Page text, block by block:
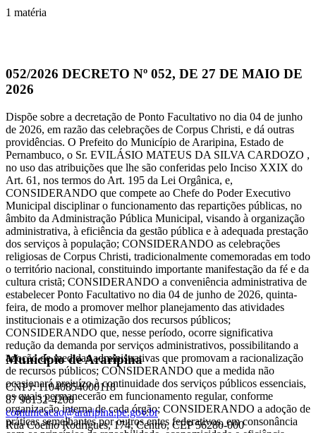
1 matéria
052/2026 DECRETO Nº 052, DE 27 DE MAIO DE
2026
Dispõe sobre a decretação de Ponto Facultativo no dia 04 de junho
de 2026, em razão das celebrações de Corpus Christi, e dá outras
providências. O Prefeito do Município de Araripina, Estado de
Pernambuco, o Sr. EVILÁSIO MATEUS DA SILVA CARDOZO ,
no uso das atribuições que lhe são conferidas pelo Inciso XXIX do
Art. 61, nos termos do Art. 195 da Lei Orgânica, e,
CONSIDERANDO que compete ao Chefe do Poder Executivo
Municipal disciplinar o funcionamento das repartições públicas, no
âmbito da Administração Pública Municipal, visando à organização
administrativa, à eficiência da gestão pública e à adequada prestação
dos serviços à população; CONSIDERANDO as celebrações
religiosas de Corpus Christi, tradicionalmente comemoradas em todo
o território nacional, constituindo importante manifestação da fé e da
cultura cristã; CONSIDERANDO a conveniência administrativa de
estabelecer Ponto Facultativo no dia 04 de junho de 2026, quinta-
feira, de modo a promover melhor planejamento das atividades
institucionais e a otimização dos recursos públicos;
CONSIDERANDO que, nesse período, ocorre significativa
redução da demanda por serviços administrativos, possibilitando a
adoção de medidas administrativas que promovam a racionalização
de recursos públicos; CONSIDERANDO que a medida não
ocasionará prejuízo à continuidade dos serviços públicos essenciais,
os quais permanecerão em funcionamento regular, conforme
organização interna de cada órgão; CONSIDERANDO a adoção de
práticas semelhantes por outros entes federativos, em consonância
Município de Araripina
CNPJ: 11040854000118
87 98132-4208
comunicacao@araripina.pe.gov.br
Rua Coelho Rodrigues, 174, Centro, CEP 56280-000